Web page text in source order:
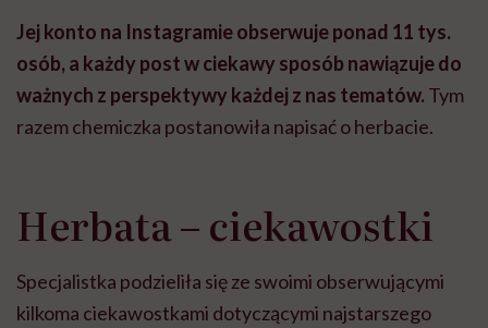
Jej konto na Instagramie obserwuje ponad 11 tys.
osób, a każdy post w ciekawy sposób nawiązuje do
ważnych z perspektywy każdej z nas tematów. Tym
razem chemiczka postanowiła napisać o herbacie.
Herbata – ciekawostki
Specjalistka podzieliła się ze swoimi obserwującymi
kilkoma ciekawostkami dotyczącymi najstarszego